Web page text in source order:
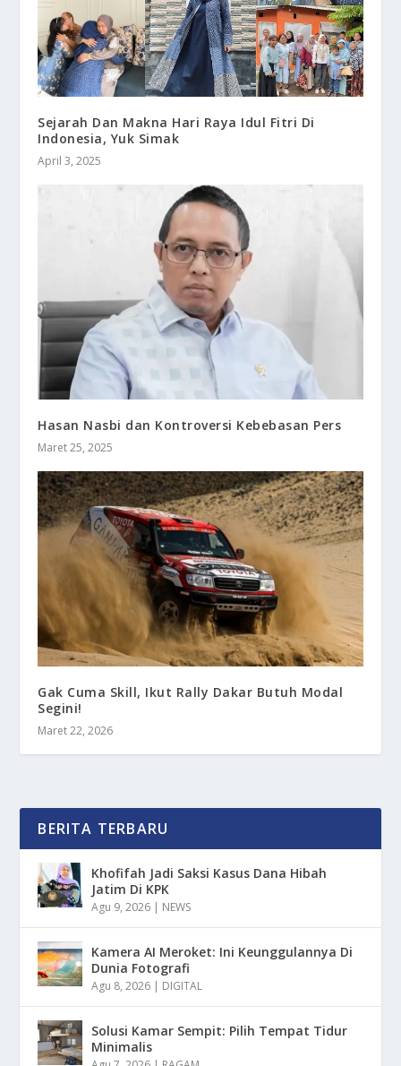
Sejarah Dan Makna Hari Raya Idul Fitri Di
Indonesia, Yuk Simak
April 3, 2025
Hasan Nasbi dan Kontroversi Kebebasan Pers
Maret 25, 2025
Gak Cuma Skill, Ikut Rally Dakar Butuh Modal
Segini!
Maret 22, 2026
BERITA TERBARU
Khofifah Jadi Saksi Kasus Dana Hibah
Jatim Di KPK
Agu 9, 2026 | NEWS
Kamera AI Meroket: Ini Keunggulannya Di
Dunia Fotografi
Agu 8, 2026 | DIGITAL
Solusi Kamar Sempit: Pilih Tempat Tidur
Minimalis